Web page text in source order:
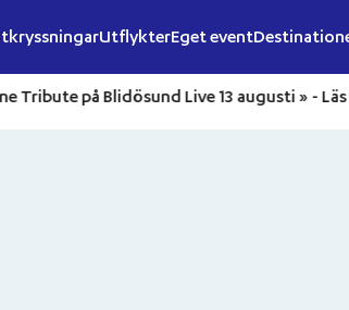
UtflykterEget event
Tribute på Blidösund Live 13 augusti » -